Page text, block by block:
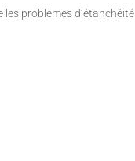
problèmes d’étanchéité